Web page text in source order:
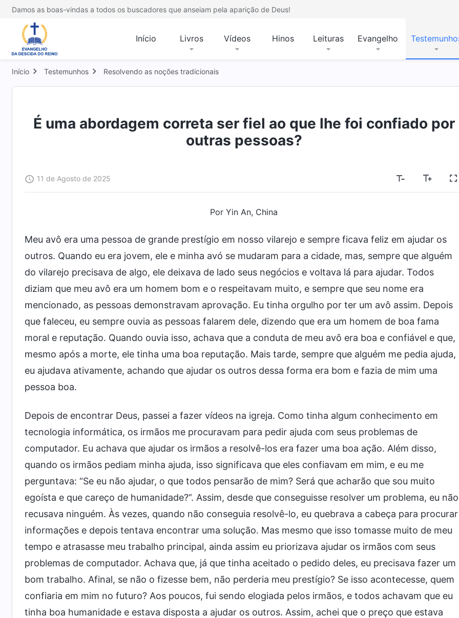
Damos as boas-vindas a todos os buscadores que anseiam pela aparição de Deus!
Início Livros Vídeos Hinos Leituras Evangelho
Início Testemunhos Resolvendo as noções tradicionais
É uma abordagem correta ser fiel ao que lhe foi confiado por
outras pessoas?
11 de Agosto de 2025
Por Yin An, China
Meu avô era uma pessoa de grande prestígio em nosso vilarejo e sempre ficava feliz em ajudar os
outros. Quando eu era jovem, ele e minha avó se mudaram para a cidade, mas, sempre que alguém
do vilarejo precisava de algo, ele deixava de lado seus negócios e voltava lá para ajudar. Todos
diziam que meu avô era um homem bom e o respeitavam muito, e sempre que seu nome era
mencionado, as pessoas demonstravam aprovação. Eu tinha orgulho por ter um avô assim. Depois
que faleceu, eu sempre ouvia as pessoas falarem dele, dizendo que era um homem de boa fama
moral e reputação. Quando ouvia isso, achava que a conduta de meu avô era boa e confiável e que,
mesmo após a morte, ele tinha uma boa reputação. Mais tarde, sempre que alguém me pedia ajuda,
eu ajudava ativamente, achando que ajudar os outros dessa forma era bom e fazia de mim uma
pessoa boa.
Depois de encontrar Deus, passei a fazer vídeos na igreja. Como tinha algum conhecimento em
tecnologia informática, os irmãos me procuravam para pedir ajuda com seus problemas de
computador. Eu achava que ajudar os irmãos a resolvê-los era fazer uma boa ação. Além disso,
quando os irmãos pediam minha ajuda, isso significava que eles confiavam em mim, e eu me
perguntava: “Se eu não ajudar, o que todos pensarão de mim? Será que acharão que sou muito
egoísta e que careço de humanidade?”. Assim, desde que conseguisse resolver um problema, eu não
recusava ninguém. Às vezes, quando não conseguia resolvê-lo, eu quebrava a cabeça para procurar
informações e depois tentava encontrar uma solução. Mas mesmo que isso tomasse muito de meu
tempo e atrasasse meu trabalho principal, ainda assim eu priorizava ajudar os irmãos com seus
problemas de computador. Achava que, já que tinha aceitado o pedido deles, eu precisava fazer um
bom trabalho. Afinal, se não o fizesse bem, não perderia meu prestígio? Se isso acontecesse, quem
confiaria em mim no futuro? Aos poucos, fui sendo elogiada pelos irmãos, e todos achavam que eu
tinha boa humanidade e estava disposta a ajudar os outros. Assim, achei que o preço que estava